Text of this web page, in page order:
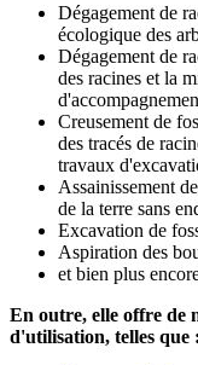
Dégagement de
écologique des
Dégagement de
des racines et la
Creusement de
des tracés de
travaux
Assainissement
de la terre sans
Excavation de
Aspiration des
et bien plus
En outre, elle offre de
d'utilisation, telles que :